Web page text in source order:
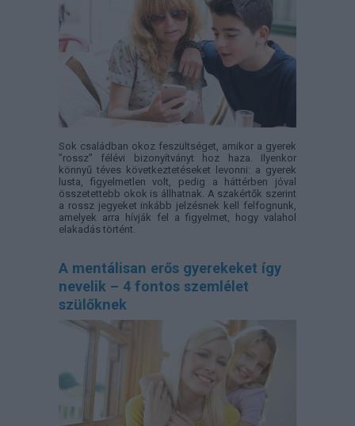
Sok családban okoz feszültséget, amikor a gyerek
"rossz" félévi bizonyítványt hoz haza. Ilyenkor
könnyű téves következtetéseket levonni: a gyerek
lusta, figyelmetlen volt, pedig a háttérben jóval
összetettebb okok is állhatnak. A szakértők szerint
a rossz jegyeket inkább jelzésnek kell felfognunk,
amelyek arra hívják fel a figyelmet, hogy valahol
elakadás történt.
A mentálisan erős gyerekeket így
nevelik – 4 fontos szemlélet
szülőknek